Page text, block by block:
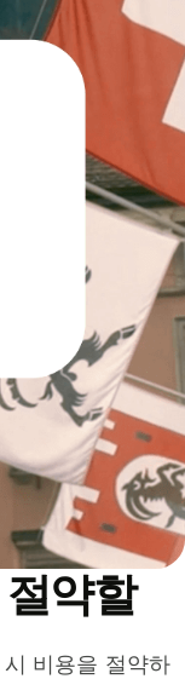
약할
비용을 절약하